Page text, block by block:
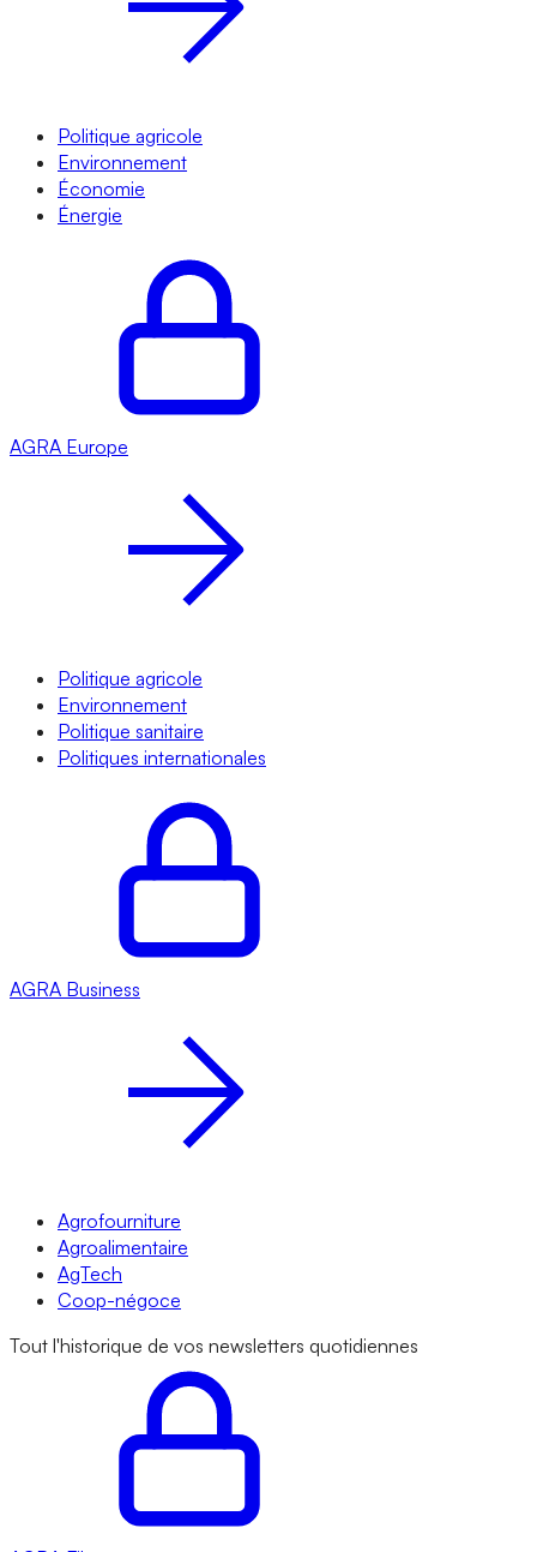
Politique agricole
Environnement
Économie
Énergie
AGRA Europe
Politique agricole
Environnement
Politique sanitaire
Politiques internationales
AGRA Business
Agrofourniture
Agroalimentaire
AgTech
Coop-négoce
Tout l'historique de vos newsletters quotidiennes